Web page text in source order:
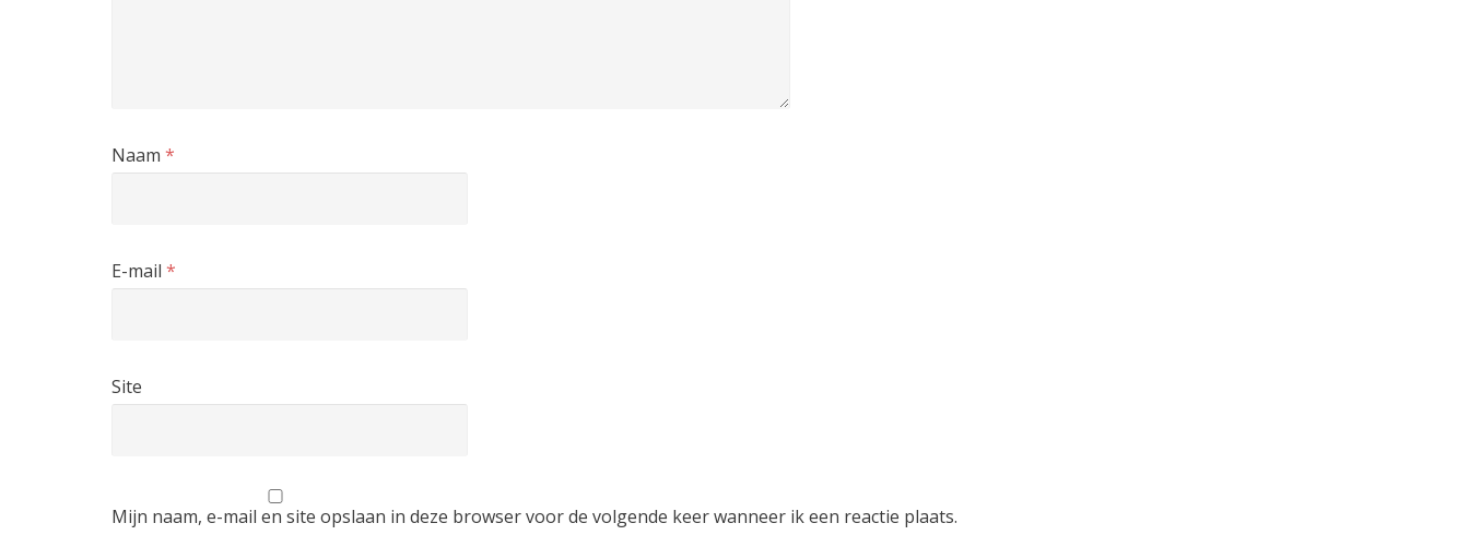
Naam *
E-mail *
Site
Mijn naam, e-mail en site opslaan in deze browser voor de volgende keer wanneer ik een reactie plaats.